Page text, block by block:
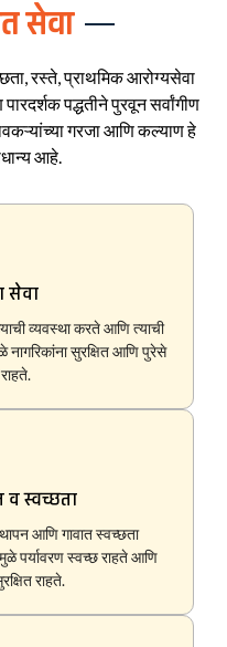
सेवा
रस्ते, प्राथमिक आरोग्यसेवा
पद्धतीने पुरवून सर्वांगीण
गरजा आणि कल्याण हे
आहे.
सेवा
व्यवस्था करते आणि त्याची
सुरक्षित आणि पुरेसे
व स्वच्छता
आणि गावात स्वच्छता
पर्यावरण स्वच्छ राहते आणि
राहते.